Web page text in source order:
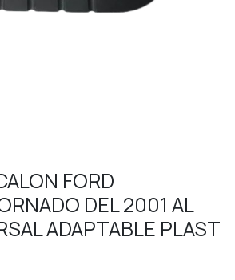
FORD
DEL 2001 AL
ADAPTABLE PLAST